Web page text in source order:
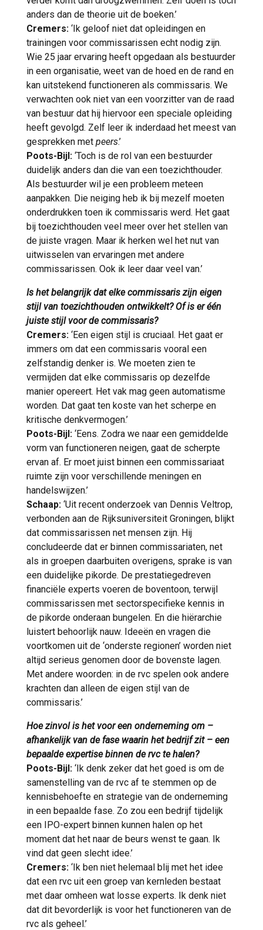
anders dan de theorie uit de boeken.’
Cremers: ‘Ik geloof niet dat opleidingen en
trainingen voor commissarissen echt nodig zijn.
Wie 25 jaar ervaring heeft opgedaan als bestuurder
in een organisatie, weet van de hoed en de rand en
kan uitstekend functioneren als commissaris. We
verwachten ook niet van een voorzitter van de raad
van bestuur dat hij hiervoor een speciale opleiding
heeft gevolgd. Zelf leer ik inderdaad het meest van
gesprekken met peers.’
Poots-Bijl: ‘Toch is de rol van een bestuurder
duidelijk anders dan die van een toezichthouder.
Als bestuurder wil je een probleem meteen
aanpakken. Die neiging heb ik bij mezelf moeten
onderdrukken toen ik commissaris werd. Het gaat
bij toezichthouden veel meer over het stellen van
de juiste vragen. Maar ik herken wel het nut van
uitwisselen van ervaringen met andere
commissarissen. Ook ik leer daar veel van.’
Is het belangrijk dat elke commissaris zijn eigen
stijl van toezichthouden ontwikkelt? Of is er één
juiste stijl voor de commissaris?
Cremers: ‘Een eigen stijl is cruciaal. Het gaat er
immers om dat een commissaris vooral een
zelfstandig denker is. We moeten zien te
vermijden dat elke commissaris op dezelfde
manier opereert. Het vak mag geen automatisme
worden. Dat gaat ten koste van het scherpe en
kritische denkvermogen.’
Poots-Bijl: ‘Eens. Zodra we naar een gemiddelde
vorm van functioneren neigen, gaat de scherpte
ervan af. Er moet juist binnen een commissariaat
ruimte zijn voor verschillende meningen en
handelswijzen.’
Schaap: ‘Uit recent onderzoek van Dennis Veltrop,
verbonden aan de Rijksuniversiteit Groningen, blijkt
dat commissarissen net mensen zijn. Hij
concludeerde dat er binnen commissariaten, net
als in groepen daarbuiten overigens, sprake is van
een duidelijke pikorde. De prestatiegedreven
financiële experts voeren de boventoon, terwijl
commissarissen met sectorspecifieke kennis in
de pikorde onderaan bungelen. En die hiërarchie
luistert behoorlijk nauw. Ideeën en vragen die
voortkomen uit de ‘onderste regionen’ worden niet
altijd serieus genomen door de bovenste lagen.
Met andere woorden: in de rvc spelen ook andere
krachten dan alleen de eigen stijl van de
commissaris.’
Hoe zinvol is het voor een onderneming om –
afhankelijk van de fase waarin het bedrijf zit – een
bepaalde expertise binnen de rvc te halen?
Poots-Bijl: ‘Ik denk zeker dat het goed is om de
samenstelling van de rvc af te stemmen op de
kennisbehoefte en strategie van de onderneming
in een bepaalde fase. Zo zou een bedrijf tijdelijk
een IPO-expert binnen kunnen halen op het
moment dat het naar de beurs wenst te gaan. Ik
vind dat geen slecht idee.’
Cremers: ‘Ik ben niet helemaal blij met het idee
dat een rvc uit een groep van kernleden bestaat
met daar omheen wat losse experts. Ik denk niet
dat dit bevorderlijk is voor het functioneren van de
rvc als geheel.’